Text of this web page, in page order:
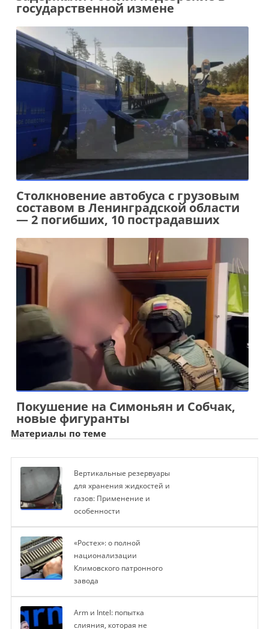
государственной измене
Столкновение автобуса с грузовым
составом в Ленинградской области
— 2 погибших, 10 пострадавших
Покушение на Симоньян и Собчак,
новые фигуранты
Материалы по теме
Вертикальные резервуары
для хранения жидкостей и
газов: Применение и
особенности
«Ростех»: о полной
национализации
Климовского патронного
завода
Arm и Intel: попытка
слияния, которая не